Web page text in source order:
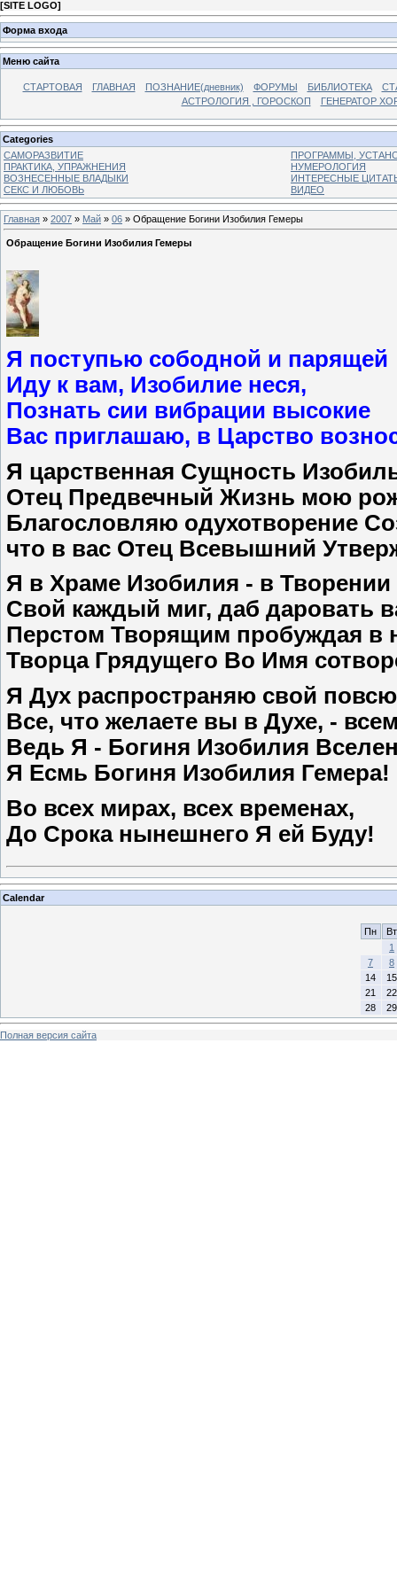
[SITE LOGO]
Форма входа
Меню сайта
СТАРТОВАЯ ГЛАВНАЯ ПОЗНАНИЕ(дневник) ФОРУМЫ БИБЛИОТЕКА
АСТРОЛОГИЯ , ГОРОСКОП
ГЕНЕРАТОР
Categories
САМОРАЗВИТИЕ
ПРОГРАММЫ,
ПРАКТИКА, УПРАЖНЕНИЯ
НУМЕРОЛОГИЯ
ВОЗНЕСЕННЫЕ ВЛАДЫКИ
ИНТЕРЕСНЫЕ
СЕКС И ЛЮБОВЬ
ВИДЕО
Главная » 2007 » Май » 06 » Обращение Богини Изобилия Гемеры
Обращение Богини Изобилия Гемеры
Я поступью сободной и парящей
Иду к вам, Изобилие неся,
Познать сии вибрации высокие
Вас приглашаю, в Царство
Я царственная Сущность
Отец Предвечный Жизнь мою
Благословляю одухотворение
что в вас Отец Всевышний
Я в Храме Изобилия - в Творении
Свой каждый миг, даб даровать
Перстом Творящим пробуждая в
Творца Грядущего Во Имя
Я Дух распространяю свой
Все, что желаете вы в Духе, -
Ведь Я - Богиня Изобилия
Я Есмь Богиня Изобилия Гемера!
Во всех мирах, всех временах,
До Срока нынешнего Я ей Буду!
Calendar
Пн
Вт
1
7
8
14
15
21
22
28
29
Полная версия сайта